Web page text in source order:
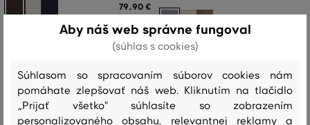
79,90 €
Dostupné veľkosti:
49,90 €
Dostupné veľkosti:
S, M, L, XL, XXL
Aby náš web správne fungoval
(súhlas s cookies)
Súhlasom so spracovaním súborov cookies nám
pomáhate zlepšovať náš web. Kliknutím na tlačidlo
„Prijať všetko" súhlasíte so zobrazením
personalizovaného obsahu, relevantnej reklamy a